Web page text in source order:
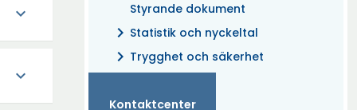
Styrande dokument
chevron_right Statistik och nyckeltal
chevron_right Trygghet och säkerhet
Kontaktcenter
expand_more
expand_more